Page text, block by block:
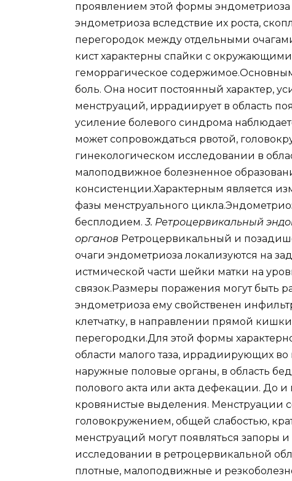
проявлением этой формы эндометриоза
эндометриоза вследствие их роста,
перегородок между отдельными
кист характерны спайки с окружающими
геморрагическое
боль. Она носит постоянный характер,
менструаций, иррадиирует в область
усиление болевого синдрома
может сопровождаться рвотой,
гинекологическом исследовании в
малоподвижное болезненное
консистенции.Характерным является
фазы менструального
бесплодием.3. Ретроцервикальный
органов Ретроцервикальный и
очаги эндометриоза локализуются на
истмической части шейки матки на
связок.Размеры поражения могут быть
эндометриоза ему свойственен
клетчатку, в направлении прямой
перегородки.Для этой формы
области малого таза, иррадиирующих
наружные половые органы, в область
полового акта или акта дефекации. До
кровянистые выделения. Менструации
головокружением, общей слабостью,
менструаций могут появляться запоры
исследовании в ретроцервикальной
плотные, малоподвижные и